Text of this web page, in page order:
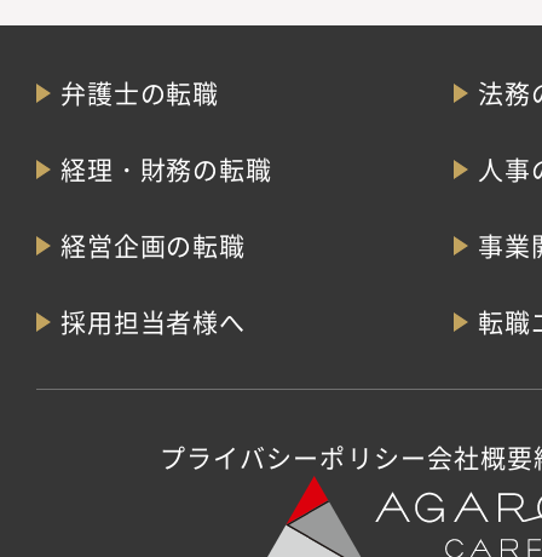
弁護士の転職 法務
経理・財務の転職 人事
経営企画の転職 事業
採用担当者様へ 転職
プライバシーポリシー会社概要